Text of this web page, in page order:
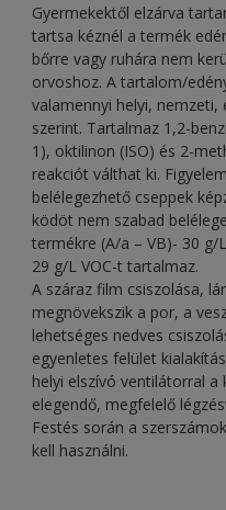
Gyermekektől elzárva
tartsa kéznél a termék
bőrre vagy ruhára nem
orvoshoz. A tartalom/
valamennyi helyi, nemzeti,
szerint. Tartalmaz 1,2-
1), oktilinon (ISO) és 2-
reakciót válthat ki.
belélegezhető cseppek
ködöt nem szabad
termékre (A/a – VB)- 30 g/
29 g/L VOC-t tartalmaz.
A száraz film csiszolása,
megnövekszik a por, a
lehetséges nedves
egyenletes felület
helyi elszívó ventilátorral a
elegendő, megfelelő
Festés során a
kell használni.